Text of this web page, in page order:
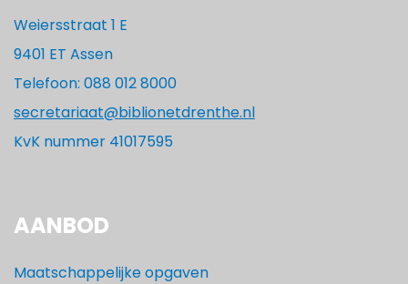
Weiersstraat 1 E
9401 ET Assen
Telefoon: 088 012 8000
secretariaat@biblionetdrenthe.nl
KvK nummer 41017595
AANBOD
Maatschappelijke opgaven